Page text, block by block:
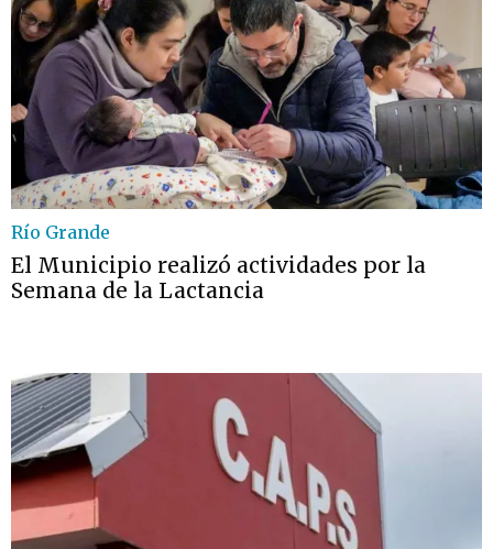
Río Grande
El Municipio realizó actividades por la
Semana de la Lactancia